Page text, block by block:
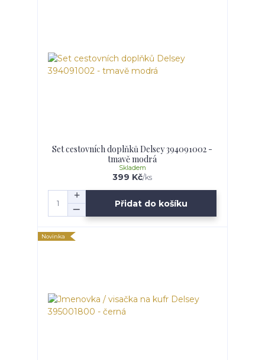
Set cestovních doplňků Delsey 394091002 -
tmavě modrá
399 Kč/ks
Skladem
Přidat do košíku
Novinka